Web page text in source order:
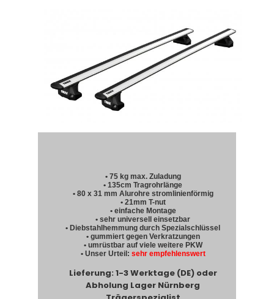
• 75 kg max. Zuladung
• 135cm Tragrohrlänge
• 80 x 31 mm Alurohre stromlinienförmig
• 21mm T-nut
• einfache Montage
• sehr universell einsetzbar
• Diebstahlhemmung durch Spezialschlüssel
• gummiert gegen Verkratzungen
• umrüstbar auf viele weitere PKW
• Unser Urteil: sehr empfehlenswert
Lieferung: 1-3 Werktage (DE) oder
Abholung Lager Nürnberg